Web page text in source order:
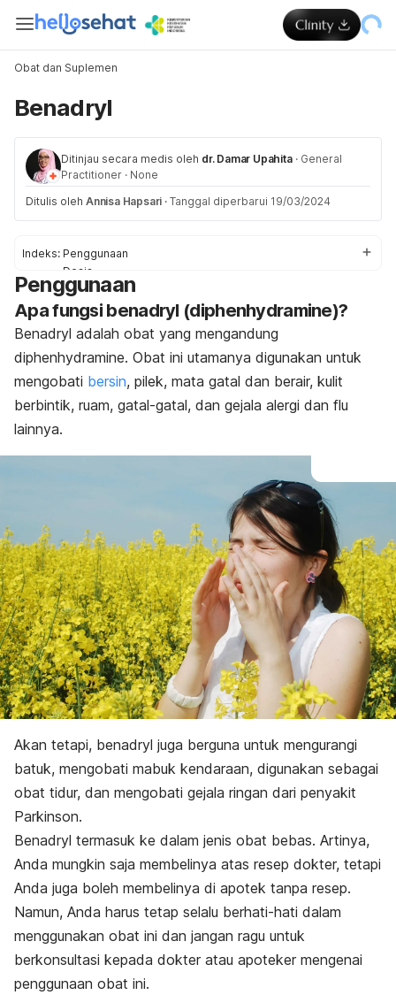
Obat dan Suplemen
Benadryl
Ditinjau secara medis oleh dr. Damar Upahita · General
Practitioner · None
Ditulis oleh Annisa Hapsari · Tanggal diperbarui 19/03/2024
Indeks: Penggunaan
Dosis
Efek Samping
Pencegahan & Peringatan
Interaksi
Overdosis
Penggunaan
Apa fungsi benadryl (diphenhydramine)?
Benadryl adalah obat yang mengandung
diphenhydramine. Obat ini utamanya digunakan untuk
mengobati bersin, pilek, mata gatal dan berair, kulit
berbintik, ruam, gatal-gatal, dan gejala alergi dan flu
lainnya.
Akan tetapi, benadryl juga berguna untuk mengurangi
batuk, mengobati mabuk kendaraan, digunakan sebagai
obat tidur, dan mengobati gejala ringan dari penyakit
Parkinson.
Benadryl termasuk ke dalam jenis obat bebas. Artinya,
Anda mungkin saja membelinya atas resep dokter, tetapi
Anda juga boleh membelinya di apotek tanpa resep.
Namun, Anda harus tetap selalu berhati-hati dalam
menggunakan obat ini dan jangan ragu untuk
berkonsultasi kepada dokter atau apoteker mengenai
penggunaan obat ini.